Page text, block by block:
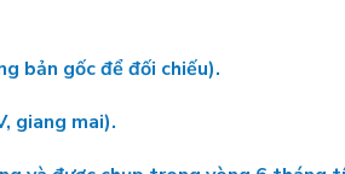
bản gốc để đối chiếu).
giang mai).